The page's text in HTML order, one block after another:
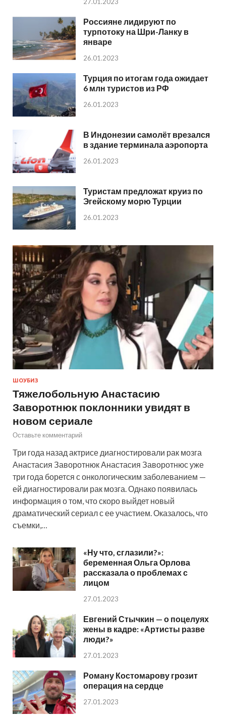
Россияне лидируют по
турпотоку на Шри-Ланку в
январе
26.01.2023
Турция по итогам года ожидает
6 млн туристов из РФ
26.01.2023
В Индонезии самолёт врезался
в здание терминала аэропорта
26.01.2023
Туристам предложат круиз по
Эгейскому морю Турции
26.01.2023
ШОУБИЗ
Тяжелобольную Анастасию
Заворотнюк поклонники увидят в
новом сериале
Оставьте комментарий
Три года назад актрисе диагностировали рак мозга
Анастасия Заворотнюк Анастасия Заворотнюс уже
три года борется с онкологическим заболеванием —
ей диагностировали рак мозга. Однако появилась
информация о том, что скоро выйдет новый
драматический сериал с ее участием. Оказалось, что
съемки,…
«Ну что, сглазили?»:
беременная Ольга Орлова
рассказала о проблемах с
лицом
27.01.2023
Евгений Стычкин — о поцелуях
жены в кадре: «Артисты разве
люди?»
27.01.2023
Роману Костомарову грозит
операция на сердце
27.01.2023